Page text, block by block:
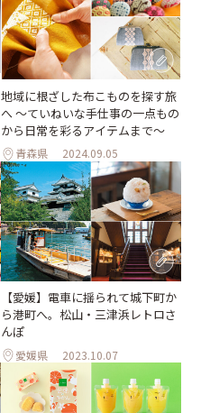
地域に根ざした布こものを探す旅
へ 〜ていねいな手仕事の一点もの
から日常を彩るアイテムまで〜
青森県 2024.09.05
【愛媛】電車に揺られて城下町か
ら港町へ。松山・三津浜レトロさ
んぽ
愛媛県 2023.10.07